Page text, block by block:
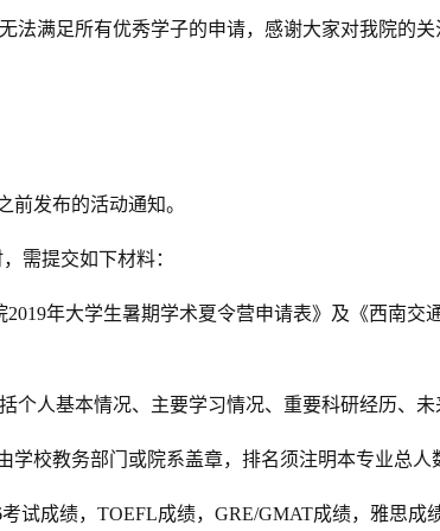
满足所有优秀学子的申请，感谢大家对我院的关
前发布的活动通知。
需提交如下材料：
2019年大学生暑期学术夏令营申请表》及《西南交
人基本情况、主要学习情况、重要科研经历、未
校教务部门或院系盖章，排名须注明本专业总人
成绩，TOEFL成绩，GRE/GMAT成绩，雅思成